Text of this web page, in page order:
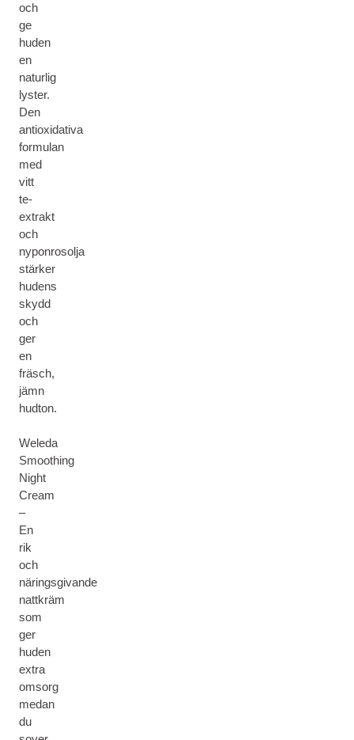
och
ge
huden
en
naturlig
lyster.
Den
antioxidativa
formulan
med
vitt
te-
extrakt
och
nyponrosolja
stärker
hudens
skydd
och
ger
en
fräsch,
jämn
hudton.
Weleda
Smoothing
Night
Cream
–
En
rik
och
näringsgivande
nattkräm
som
ger
huden
extra
omsorg
medan
du